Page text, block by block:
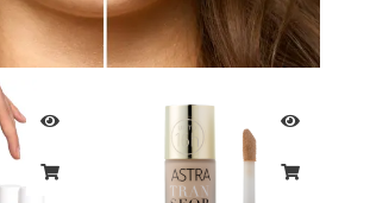
:
€.
actuel
14,45 €.